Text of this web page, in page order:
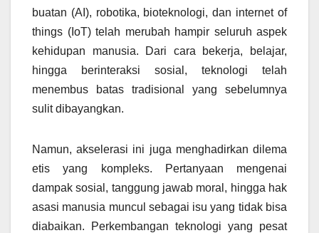
buatan (AI), robotika, bioteknologi, dan internet of
things (IoT) telah merubah hampir seluruh aspek
kehidupan manusia. Dari cara bekerja, belajar,
hingga berinteraksi sosial, teknologi telah
menembus batas tradisional yang sebelumnya
sulit dibayangkan.
Namun, akselerasi ini juga menghadirkan dilema
etis yang kompleks. Pertanyaan mengenai
dampak sosial, tanggung jawab moral, hingga hak
asasi manusia muncul sebagai isu yang tidak bisa
diabaikan. Perkembangan teknologi yang pesat